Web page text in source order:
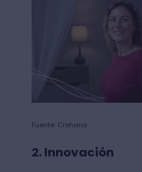
Fuente: Crehana
2. Innovación